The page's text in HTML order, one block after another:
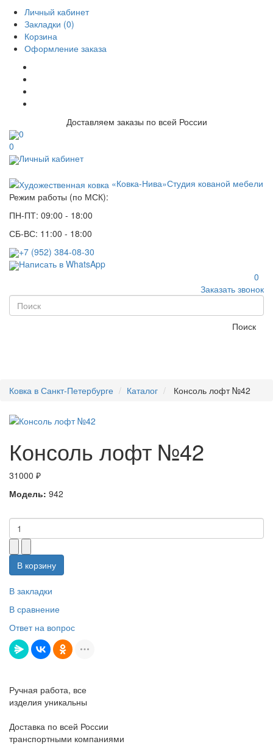
Личный кабинет
Закладки (0)
Корзина
Оформление заказа
Доставляем заказы по всей России
0
0
Личный кабинет
«Ковка-Нива»Студия кованой мебели
Режим работы (по МСК):
ПН-ПТ: 09:00 - 18:00
СБ-ВС: 11:00 - 18:00
+7 (952) 384-08-30
Написать в WhatsApp
0
Заказать звонок
Поиск
Ковка в Санкт-Петербурге Каталог Консоль лофт №42
Консоль лофт №42
31000 ₽
Модель: 942
В корзину
В закладки
В сравнение
Ответ на вопрос
Ручная работа, все
изделия уникальны
Доставка по всей России
транспортными компаниями